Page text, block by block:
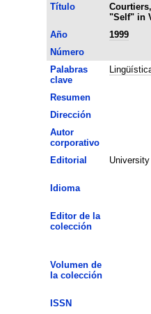
Título
"Self" in
Año
1999
Número
Palabras
clave
Resumen
Dirección
Autor
corporativo
Editorial
Idioma
Editor de la
colección
Volumen de
la colección
ISSN